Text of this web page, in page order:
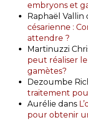
embryons et
Raphaël Vallin
césarienne :
attendre ?
Martinuzzi
peut réaliser
gamètes?
Dezoumbe
traitement
Aurélie dans
pour obtenir